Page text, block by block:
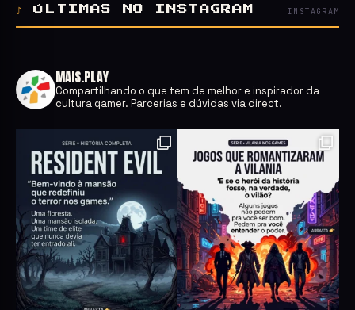
♪ ÚLTIMAS NO INSTAGRAM INSTAGRAM
MAIS.PLAY
Compartilhando o que tem de melhor e inspirador da
cultura gamer. Parcerias e dúvidas via direct.